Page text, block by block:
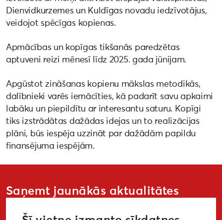
Dienvidkurzemes un Kuldīgas novadu iedzīvotājus,
veidojot spēcīgas kopienas.
Apmācības un kopīgas tikšanās paredzētas
aptuveni reizi mēnesī līdz 2025. gada jūnijam.
Apgūstot zināšanas kopienu mākslas metodikās,
dalībnieki varēs iemācīties, kā padarīt savu apkaimi
labāku un piepildītu ar interesantu saturu. Kopīgi
tiks izstrādātas dažādas idejas un to realizācijas
plāni, būs iespēja uzzināt par dažādām papildu
finansējuma iespējām.
Saņemt jaunākās aktualitātes